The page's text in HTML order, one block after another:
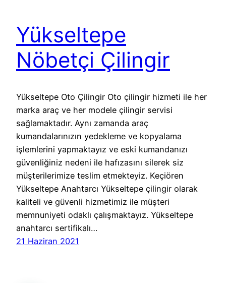
Yükseltepe
Nöbetçi Çilingir
Yükseltepe Oto Çilingir Oto çilingir hizmeti ile her
marka araç ve her modele çilingir servisi
sağlamaktadır. Aynı zamanda araç
kumandalarınızın yedekleme ve kopyalama
işlemlerini yapmaktayız ve eski kumandanızı
güvenliğiniz nedeni ile hafızasını silerek siz
müşterilerimize teslim etmekteyiz. Keçiören
Yükseltepe Anahtarcı Yükseltepe çilingir olarak
kaliteli ve güvenli hizmetimiz ile müşteri
memnuniyeti odaklı çalışmaktayız. Yükseltepe
anahtarcı sertifikalı…
21 Haziran 2021